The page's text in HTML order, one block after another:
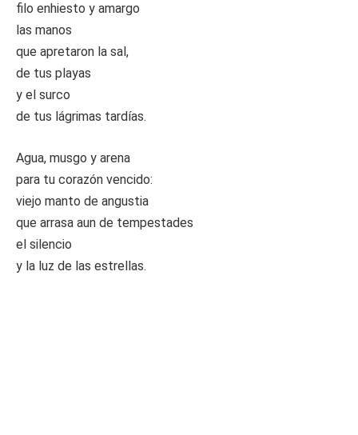
filo enhiesto y amargo
las manos
que apretaron la sal,
de tus playas
y el surco
de tus lágrimas tardías.
Agua, musgo y arena
para tu corazón vencido:
viejo manto de angustia
que arrasa aun de tempestades
el silencio
y la luz de las estrellas.